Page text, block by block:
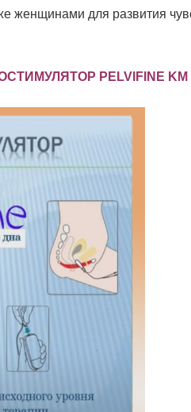
женщинами для развития
PELVIFINE KM